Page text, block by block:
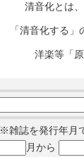
清音化とは
「清音化する
洋楽等「
※雑誌を発行年月
月から